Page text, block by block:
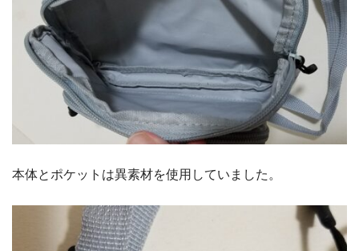
本体とポケットは異素材を使用していました。